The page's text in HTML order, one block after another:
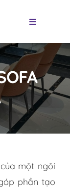
Toggle
một ngôi
phần tạo